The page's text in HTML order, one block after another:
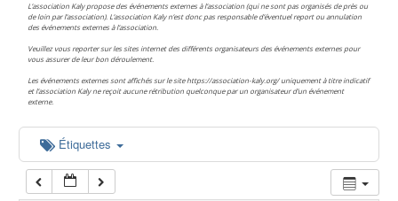
L’association Kaly propose des événements externes à l’association (qui ne sont pas organisés de près ou
de loin par l’association). L’association Kaly n’est donc pas responsable d’éventuel report ou annulation
des événements externes à l’association.
Veuillez vous reporter sur les sites internet des différents organisateurs des événements externes pour
vous assurer de leur bon déroulement.
Les événements externes sont affichés sur le site https://association-kaly.org/ uniquement à titre indicatif
et l’association Kaly ne reçoit aucune rétribution quelconque par un organisateur d’un événement
externe.
Étiquettes
04:00
05:00
06:00
07:00